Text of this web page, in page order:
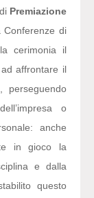
Premiazione
di
cerimonia il
affrontare il
o
anche
in gioco la
e dalla
questo